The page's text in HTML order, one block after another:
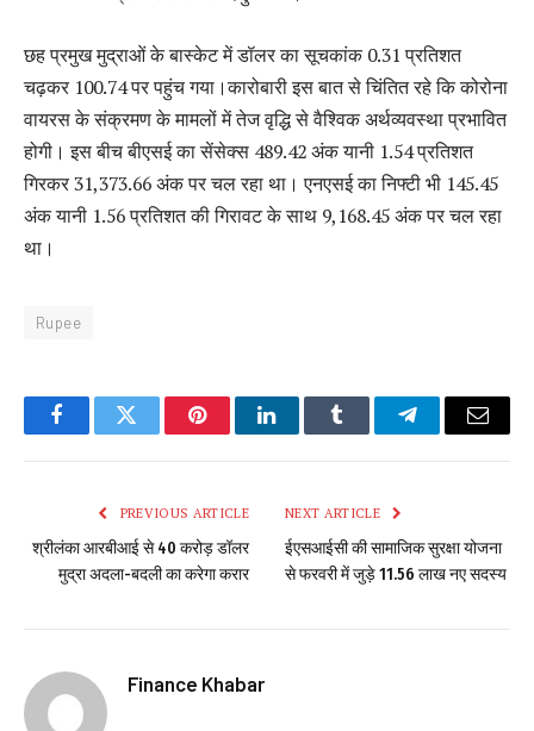
छह प्रमुख मुद्राओं के बास्केट में डॉलर का सूचकांक 0.31 प्रतिशत
चढ़कर 100.74 पर पहुंच गया।कारोबारी इस बात से चिंतित रहे कि कोरोना
वायरस के संक्रमण के मामलों में तेज वृद्धि से वैश्विक अर्थव्यवस्था प्रभावित
होगी। इस बीच बीएसई का सेंसेक्स 489.42 अंक यानी 1.54 प्रतिशत
गिरकर 31,373.66 अंक पर चल रहा था। एनएसई का निफ्टी भी 145.45
अंक यानी 1.56 प्रतिशत की गिरावट के साथ 9,168.45 अंक पर चल रहा
था।
Rupee
FacebookTwitter PinterestLinkedInTumblr TelegramEmail
PREVIOUS ARTICLE
श्रीलंका आरबीआई से 40 करोड़ डॉलर
मुद्रा अदला-बदली का करेगा करार
NEXT ARTICLE
ईएसआईसी की सामाजिक सुरक्षा योजना
से फरवरी में जुड़े 11.56 लाख नए सदस्य
Finance Khabar